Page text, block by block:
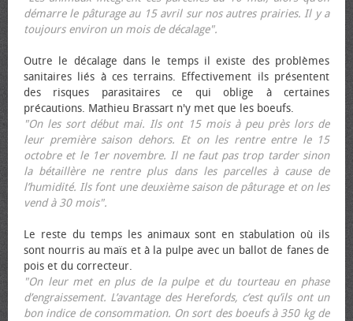
démarre le pâturage au 15 avril sur nos autres prairies. Il y a
toujours environ un mois de décalage".
Outre le décalage dans le temps il existe des problèmes
sanitaires liés à ces terrains. Effectivement ils présentent
des risques parasitaires ce qui oblige à certaines
précautions. Mathieu Brassart n'y met que les bœufs.
"On les sort début mai. Ils ont 15 mois à peu près lors de
leur première saison dehors. Et on les rentre entre le 15
octobre et le 1er novembre. Il ne faut pas trop tarder sinon
la bétaillère ne rentre plus dans les parcelles à cause de
l’humidité. Ils font une deuxième saison de pâturage et on les
vend à 30 mois".
Le reste du temps les animaux sont en stabulation où ils
sont nourris au maïs et à la pulpe avec un ballot de fanes de
pois et du correcteur.
"On leur met en plus de la pulpe et du tourteau en phase
d’engraissement. L’avantage des Herefords, c’est qu’ils ont un
bon indice de consommation. On sort des bœufs à 350 kg de